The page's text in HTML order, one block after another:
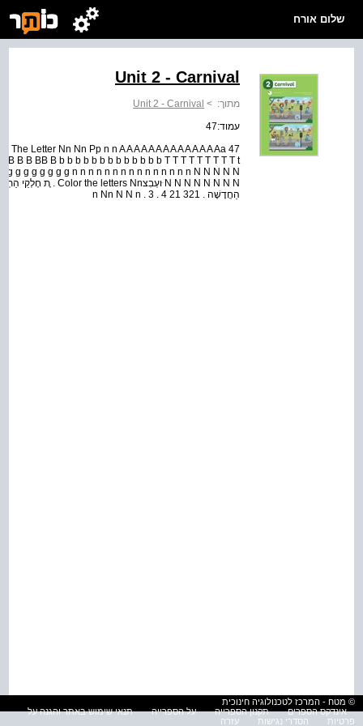
שלום אורח
Unit 2 - Carnival
מתוך: >
Unit 2 - Carnival
עמוד:47
The Letter Nn Nn Pp n n A A A A A A A A A A A A A Aa
B B BB B b b b b b b b b b b b b b T T T T T T T T T t
g g g g g g g g n n n n n n n n n n n n n n n N N N N N
הַחֲדָשָׁה . n Nn N N n . 3 . 4 21 321
© מטח - המרכז לטכנולוגיה חינוכית
אינדקס הספרים
תקנון הספרייה על הספרייה
תנאי שימוש באתר והגנה על
פרטיות
הסדרי נגישות עזרה